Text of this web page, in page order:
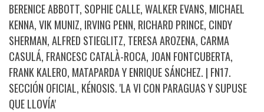
BERENICE ABBOTT, SOPHIE CALLE, WALKER EVANS, MICHAEL
KENNA, VIK MUNIZ, IRVING PENN, RICHARD PRINCE, CINDY
SHERMAN, ALFRED STIEGLITZ, TERESA AROZENA, CARMA
CASULÁ, FRANCESC CATALÀ-ROCA, JOAN FONTCUBERTA,
FRANK KALERO, MATAPARDA Y ENRIQUE SÁNCHEZ. | FN17.
SECCIÓN OFICIAL, KÉNOSIS. 'LA VI CON PARAGUAS Y SUPUSE
QUE LLOVÍA'